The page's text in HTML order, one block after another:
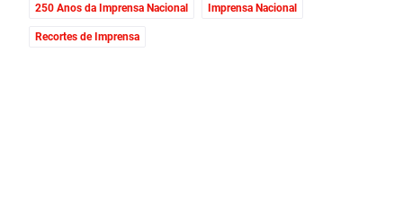
250 Anos da Imprensa Nacional Imprensa Nacional
Recortes de Imprensa